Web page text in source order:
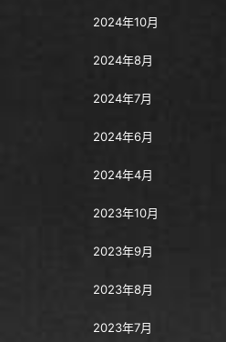
2024年10月
2024年8月
2024年7月
2024年6月
2024年4月
2023年10月
2023年9月
2023年8月
2023年7月